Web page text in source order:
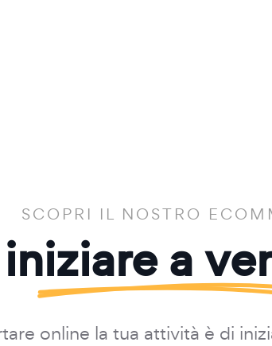
SCOPRI IL NOSTRO
a
online la tua attività è di